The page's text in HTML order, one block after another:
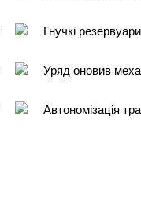
Гнучкі
Уряд оновив
Автономізація